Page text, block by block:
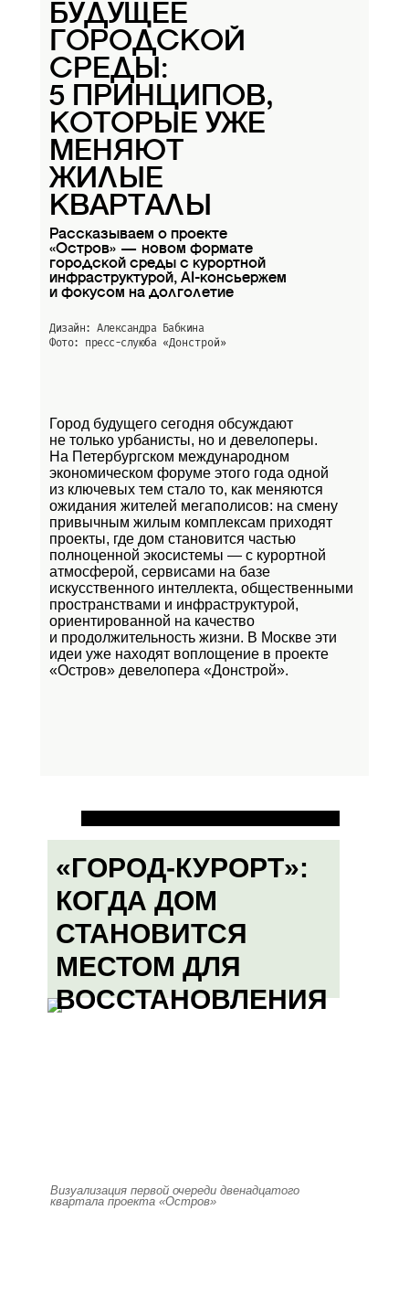
БУДУЩЕЕ
ГОРОДСКОЙ
СРЕДЫ:
5 ПРИНЦИПОВ,
КОТОРЫЕ УЖЕ
МЕНЯЮТ
ЖИЛЫЕ
КВАРТАЛЫ
Рассказываем о проекте
«Остров» — новом формате
городской среды с курортной
инфраструктурой, AI-консьержем
и фокусом на долголетие
Дизайн: Александра Бабкина
Фото: пресс-слуюба «Донстрой»
Город будущего сегодня обсуждают
не только урбанисты, но и девелоперы.
На Петербургском международном
экономическом форуме этого года одной
из ключевых тем стало то, как меняются
ожидания жителей мегаполисов: на смену
привычным жилым комплексам приходят
проекты, где дом становится частью
полноценной экосистемы — с курортной
атмосферой, сервисами на базе
искусственного интеллекта, общественными
пространствами и инфраструктурой,
ориентированной на качество
и продолжительность жизни. В Москве эти
идеи уже находят воплощение в проекте
«Остров» девелопера «Донстрой».
«ГОРОД-КУРОРТ»:
КОГДА ДОМ
СТАНОВИТСЯ
МЕСТОМ ДЛЯ
ВОССТАНОВЛЕНИЯ
Визуализация первой очереди двенадцатого
квартала проекта «Остров»